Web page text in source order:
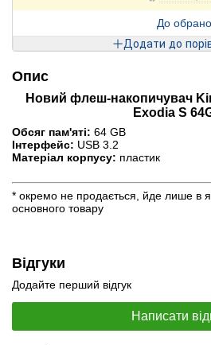
До
Додати до
Опис
Новий флеш-накопичувач
Exodia S
Обсяг пам'яті: 64 GB
Інтерфейс: USB 3.2
Матеріал корпусу: пластик
* окремо не продається, йде лише в
основного товару
Відгуки
Додайте перший відгук
Написати